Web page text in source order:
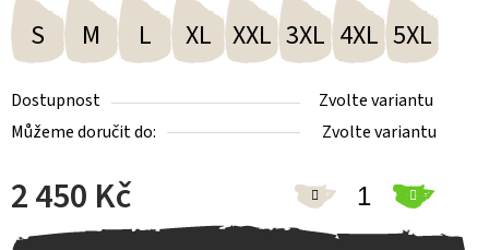
S M L XL XXL 3XL 4XL 5XL
Dostupnost
Zvolte variantu
Můžeme doručit do:
Zvolte variantu
2 450 Kč
Měrná cena: